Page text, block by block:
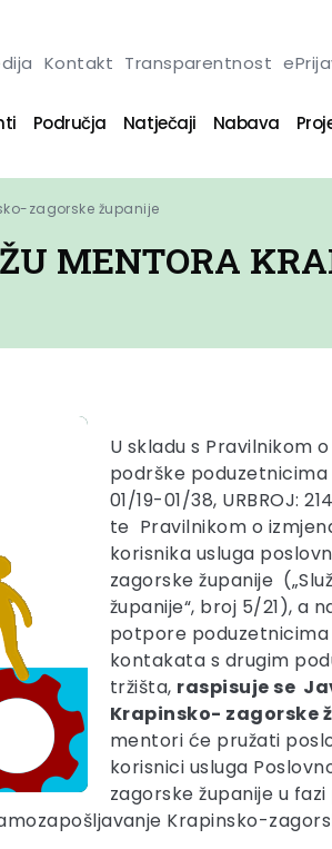
Kontakt Transparentnost
Područja Natječaji Nabava
zagorske županije
MENTORA
U skladu s Pravilnikom
podrške poduzetnicima
01/19-01/38, URBROJ:
te Pravilnikom o
korisnika usluga
zagorske županije
županije“, broj 5/21), a
potpore poduzetnicima
kontakata s drugim
tržišta, raspisuje se
Krapinsko- zagorske
mentori će pružati
korisnici usluga
zagorske županije u
Krapinsko-